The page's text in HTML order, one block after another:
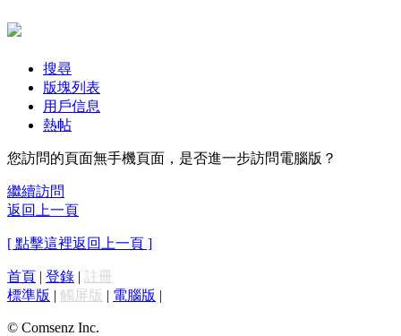
搜尋
版塊列表
用戶信息
熱帖
您訪問的頁面無手機頁面，是否進一步訪問電腦版？
繼續訪問
返回上一頁
[ 點擊這裡返回上一頁 ]
首頁 | 登錄 | 註冊
標準版 | 觸屏版 | 電腦版 |
© Comsenz Inc.